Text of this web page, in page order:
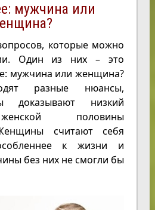
мужчина или
которые можно
Один из них – это
мужчина или женщина?
разные нюансы,
доказывают низкий
половины
считают себя
к жизни и
без них не смогли бы